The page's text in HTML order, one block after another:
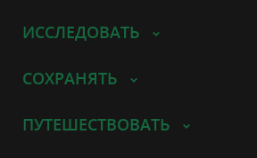
ИССЛЕДОВАТЬ
СОХРАНЯТЬ
ПУТЕШЕСТВОВАТЬ